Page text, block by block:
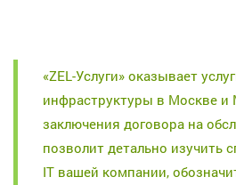
«ZEL-Услуги» оказывает
инфраструктуры в Москве и
заключения договора на
позволит детально изучить
IT вашей компании,